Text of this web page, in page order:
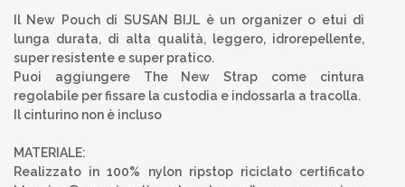
Il New Pouch di SUSAN BIJL è un organizer o etui di
lunga durata, di alta qualità, leggero, idrorepellente,
super resistente e super pratico.
Puoi aggiungere The New Strap come cintura
regolabile per fissare la custodia e indossarla a tracolla.
Il cinturino non è incluso
MATERIALE:
Realizzato in 100% nylon ripstop riciclato certificato